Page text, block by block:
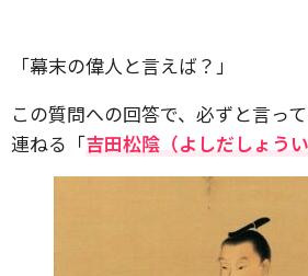
「幕末の偉人と言えば？」
この質問への回答で、必ずと言っ
連ねる「吉田松陰（よしだしょうい